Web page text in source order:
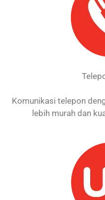
Komunikasi telepon
lebih murah dan